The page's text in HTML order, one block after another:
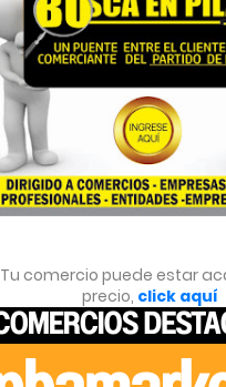
Tu comercio puede estar
precio, click aquí